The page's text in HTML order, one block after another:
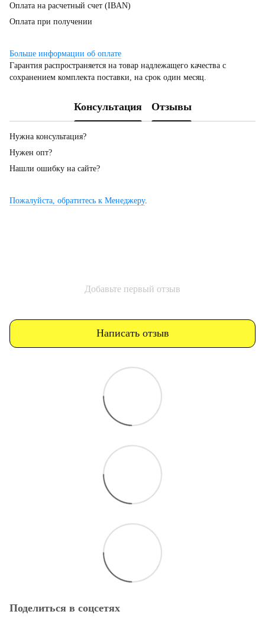
Оплата на расчетный счет (IBAN)
Оплата при получении
Больше информации об оплате
Гарантия распространяется на товар надлежащего качества с
сохранением комплекта поставки, на срок один месяц.
Консультация Отзывы
Нужна консультация?
Нужен опт?
Нашли ошибку на сайте?
Пожалуйста, обратитесь к Менеджеру.
Добавьте первый отзыв
Написать отзыв
Поделиться в соцсетях